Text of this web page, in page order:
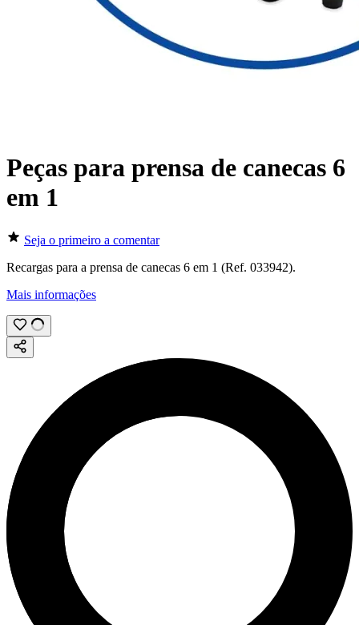
Peças para prensa de canecas 6
em 1
Seja o primeiro a comentar
Recargas para a prensa de canecas 6 em 1 (Ref. 033942).
Mais informações